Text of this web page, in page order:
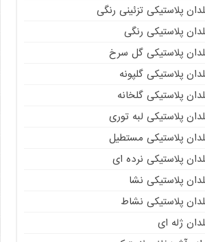
پلاستیکی تزئینی رنگی
پلاستیکی رنگی
پلاستیکی گل سرخ
پلاستیکی گلپونه
پلاستیکی گلخانه
پلاستیکی لبه توری
پلاستیکی مستطیل
پلاستیکی نرده ای
پلاستیکی نشا
پلاستیکی نشاط
ژله ای